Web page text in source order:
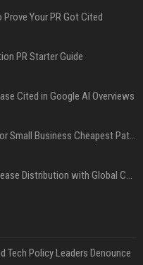
Your PR Got Cited
PR Starter Guide
Cited in Google AI Overviews
Press Release Distribution for Small Business Cheapest Path to Real Coverage
Affordable Crypto Press Release Distribution with Global Coverage
Tech Policy Leaders Denounce